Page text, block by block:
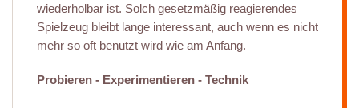
wiederholbar ist. Solch gesetzmäßig reagierendes
Spielzeug bleibt lange interessant, auch wenn es nicht
mehr so oft benutzt wird wie am Anfang.
Probieren - Experimentieren - Technik